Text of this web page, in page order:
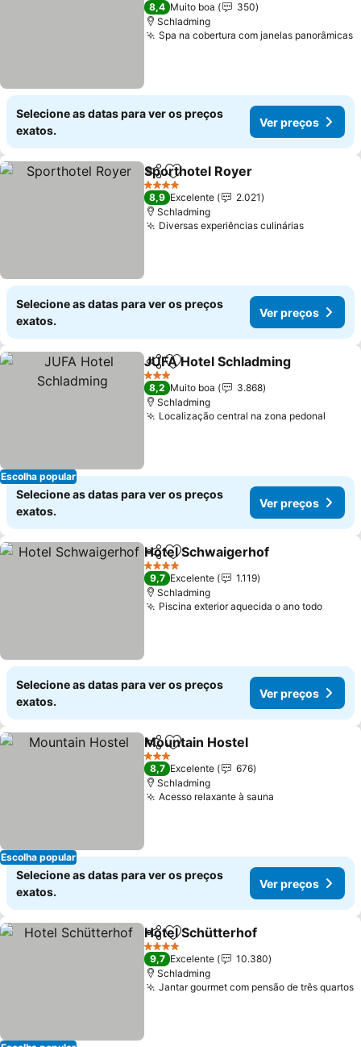
8,4 Muito boa
350
Schladming
Spa na cobertura com janelas panorâmicas
Selecione as datas para ver os preços
exatos.
Ver preços
PartilharAdicionar aos favoritos
Sporthotel Royer
4 Estrelas
8,9 Excelente
2.021
Schladming
Diversas experiências culinárias
Selecione as datas para ver os preços
exatos.
Ver preços
Escolha popular
PartilharAdicionar aos favoritos
JUFA Hotel Schladming
3 Estrelas
8,2 Muito boa
3.868
Schladming
Localização central na zona pedonal
Selecione as datas para ver os preços
exatos.
Ver preços
PartilharAdicionar aos favoritos
Hotel Schwaigerhof
4 Estrelas
9,7 Excelente
1.119
Schladming
Piscina exterior aquecida o ano todo
Selecione as datas para ver os preços
exatos.
Ver preços
Escolha popular
PartilharAdicionar aos favoritos
Mountain Hostel
3 Estrelas
8,7 Excelente
676
Schladming
Acesso relaxante à sauna
Selecione as datas para ver os preços
exatos.
Ver preços
PartilharAdicionar aos favoritos
Hotel Schütterhof
4 Estrelas
9,7 Excelente
10.380
Schladming
Jantar gourmet com pensão de três quartos